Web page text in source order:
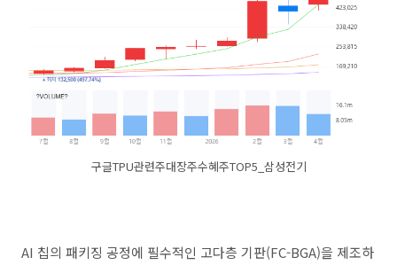
구글TPU관련주대장주수혜주TOP5_삼성전기
AI 칩의 패키징 공정에 필수적인 고다층 기판(FC-BGA)을 제조하